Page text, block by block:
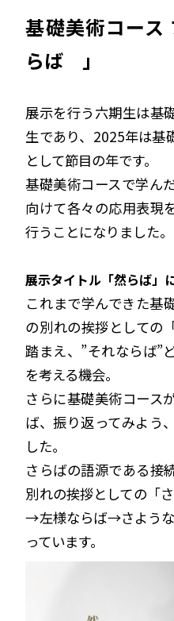
基礎美術コー
らば 」
展示を行う六期生は基
生であり、2025年は基
として節目の年です。
基礎美術コースで学ん
向けて各々の応用表現
行うことになりました。
展示タイトル「然らば」
これまで学んできた基
の別れの挨拶としての
踏まえ、”それならば”
を考える機会。
さらに基礎美術コース
ば、振り返ってみよう
した。
さらばの語源である接
別れの挨拶としての「
→左様ならば→さよう
っています。